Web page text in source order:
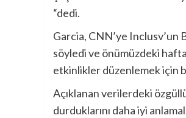
“dedi.
Garcia, CNN’ye Inclusv’un
söyledi ve önümüzdeki
etkinlikler düzenlemek için
Açıklanan verilerdeki
durduklarını daha iyi